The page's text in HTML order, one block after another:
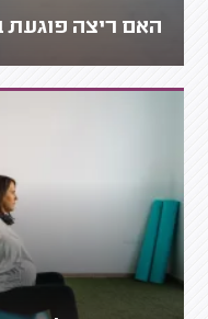
האם ריצה פוגעת